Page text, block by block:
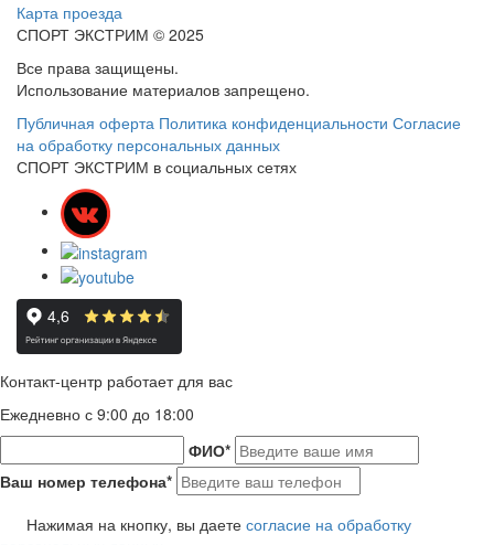
Карта проезда
СПОРТ ЭКСТРИМ © 2025
Все права защищены.
Использование материалов запрещено.
Публичная оферта Политика конфиденциальности Согласие
на обработку персональных данных
СПОРТ ЭКСТРИМ в социальных сетях
Контакт-центр работает для вас
Ежедневно с 9:00 до 18:00
ФИО*
Ваш номер телефона*
Нажимая на кнопку, вы даете согласие на обработку